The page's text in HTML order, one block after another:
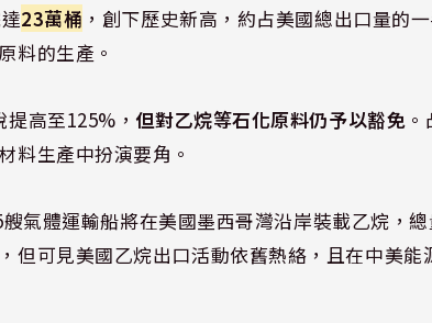
23萬桶 ，創下歷史新高，約占美國總出口量的
料的生產。
提高至125%，但對乙烷等石化原料仍予以豁免
料生產中扮演要角。
氣體運輸船將在美國墨西哥灣沿岸裝載乙烷，
但可見美國乙烷出口活動依舊熱絡，且在中美能